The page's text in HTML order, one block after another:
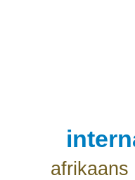
afrikaans